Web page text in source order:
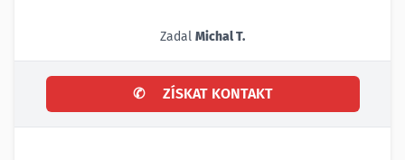
Zadal Michal T.
✆ ZÍSKAT KONTAKT